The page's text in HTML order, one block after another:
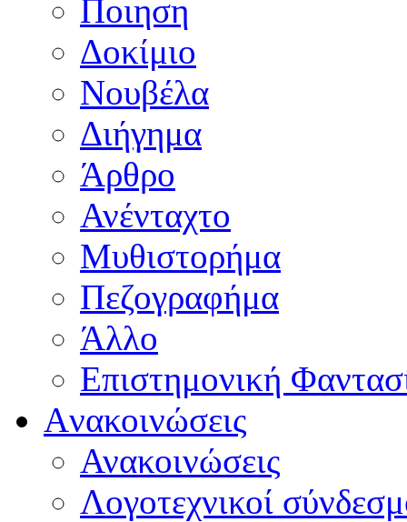
Ποιηση
Δοκίμιο
Νουβέλα
Διήγημα
Άρθρο
Ανένταχτο
Μυθιστορήμα
Πεζογραφήμα
Άλλο
Επιστημονική
Aνακοινώσεις
Ανακοινώσεις
Λογοτεχνικοί